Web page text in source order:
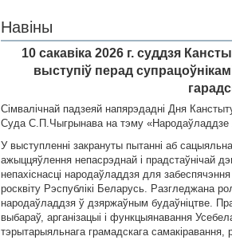
Навіны
10 сакавіка 2026 г. суддзя
выступіў перад
Сімвалічнай падзеяй напярэдадні Дня
Суда С.П.Чыгрынава на тэму «Народаўладдзе
У выступленні закрануты пытанні аб
ажыццяўлення непасрэднай і прадстаўнічай
непахіснасці народаўладдзя для
росквіту Рэспублікі Беларусь. Разгледжана
народаўладдзя ў дзяржаўным будаўніцтве.
выбараў, арганізацыі і функцыянавання
тэрытарыяльнага грамадскага самакіравання,